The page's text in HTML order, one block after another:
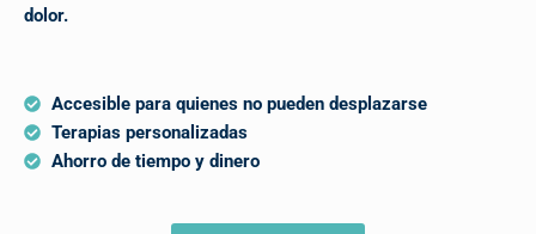
dolor.
Accesible para quienes no pueden desplazarse
Terapias personalizadas
Ahorro de tiempo y dinero